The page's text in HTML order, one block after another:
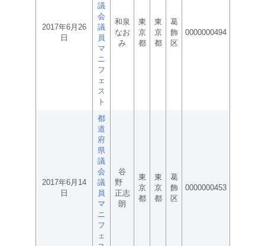
2017年6月26
日
議
会
議
員
マ
ニ
フ
ェ
ス
ト
和泉
なお
み
東
京
都
東
京
都
葛
飾
区
0000000494
2017年6月14
日
都
道
府
県
議
会
議
員
マ
ニ
フ
ェ
谷
野
正志
朗
東
京
都
東
京
都
葛
飾
区
0000000453